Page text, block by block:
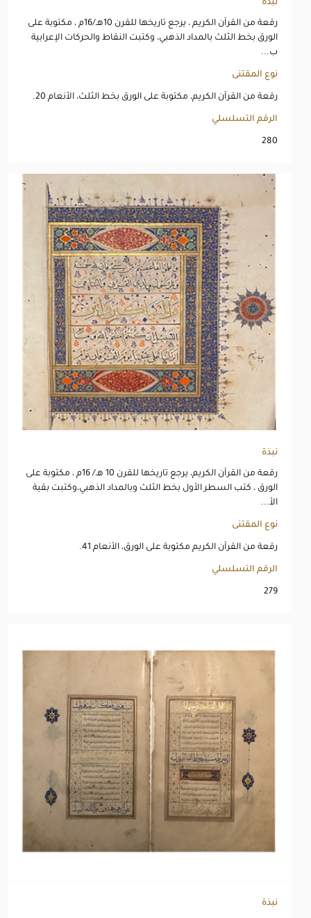
نبذة
رقعة من القرآن الكريم ، يرجع تاريخها للقرن 10هـ/16م ، مكتوبة على
الورق بخط الثلث بالمداد الذهبي، وكتبت النقاط والحركات الإعرابية
ب...
نوع المقتنى
رقعة من القرآن الكريم، مكتوبة على الورق بخط الثلث، الأنعام 20.
الرقم التسلسلي
280
نبذة
رقعة من القرآن الكريم، يرجع تاريخها للقرن 10 هـ/ 16م ، مكتوبة على
الورق ، كتب السطر الأول بخط الثلث وبالمداد الذهبي،وكتبت بقية
الأ...
نوع المقتنى
رقعة من القرآن الكريم مكتوبة على الورق، الأنعام 41.
الرقم التسلسلي
279
نبذة